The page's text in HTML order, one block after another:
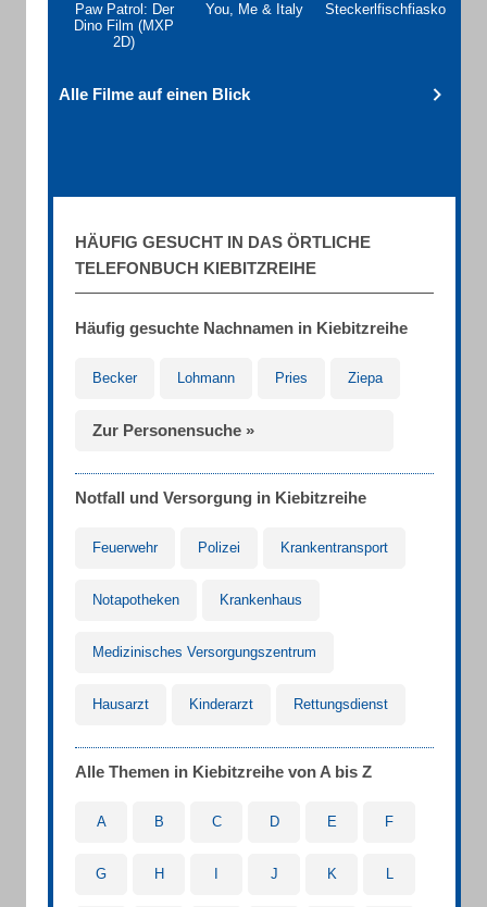
Paw Patrol: Der
Dino Film (MXP
2D)
You, Me & Italy Steckerlfischfiasko
Alle Filme auf einen Blick
HÄUFIG GESUCHT IN DAS ÖRTLICHE
TELEFONBUCH KIEBITZREIHE
Häufig gesuchte Nachnamen in Kiebitzreihe
Becker Lohmann Pries Ziepa
Zur Personensuche »
Notfall und Versorgung in Kiebitzreihe
Feuerwehr Polizei Krankentransport
Notapotheken Krankenhaus
Medizinisches Versorgungszentrum
Hausarzt Kinderarzt Rettungsdienst
Alle Themen in Kiebitzreihe von A bis Z
A B C D E F
G H J K L